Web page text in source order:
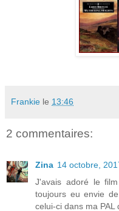
Frankie le 13:46
2 commentaires:
Zina 14 octobre,
J'avais adoré le
toujours eu envie
celui-ci dans ma